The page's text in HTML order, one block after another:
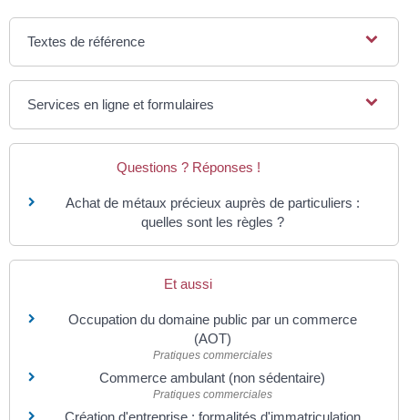
Textes de référence
Services en ligne et formulaires
Questions ? Réponses !
Achat de métaux précieux auprès de particuliers :
quelles sont les règles ?
Et aussi
Occupation du domaine public par un commerce
(AOT)
Pratiques commerciales
Commerce ambulant (non sédentaire)
Pratiques commerciales
Création d'entreprise : formalités d'immatriculation